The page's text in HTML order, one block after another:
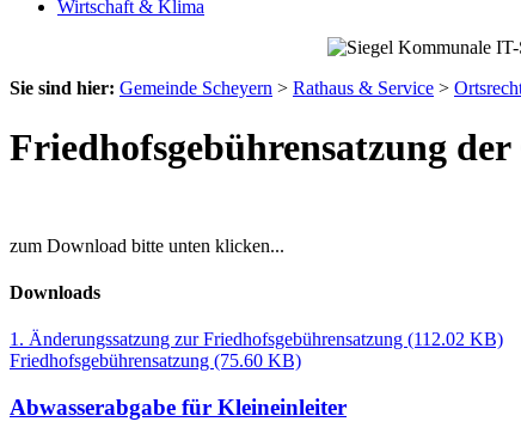
Wirtschaft & Klima
Sie sind hier: Gemeinde Scheyern > Rathaus & Service >
Friedhofsgebührensatzung der
zum Download bitte unten klicken...
Downloads
1. Änderungssatzung zur Friedhofsgebührensatzung (112.02 KB)
Friedhofsgebührensatzung (75.60 KB)
Abwasserabgabe für Kleineinleiter